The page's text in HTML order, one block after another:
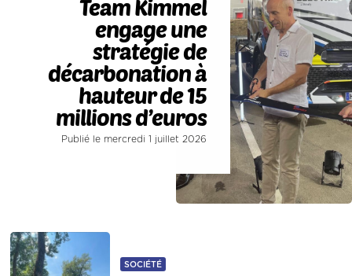
Team Kimmel
engage une
stratégie de
décarbonation à
hauteur de 15
millions d’euros
Publié le mercredi 1 juillet 2026
SOCIÉTÉ